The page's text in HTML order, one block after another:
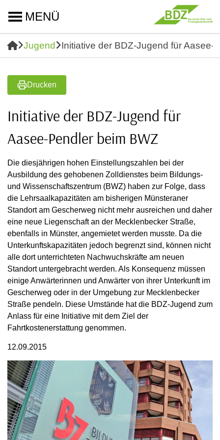
MENÜ
Jugend Initiative der BDZ-Jugend für Aasee-
Drucken
Initiative der BDZ-Jugend für
Aasee-Pendler beim BWZ
Die diesjährigen hohen Einstellungszahlen bei der
Ausbildung des gehobenen Zolldienstes beim Bildungs-
und Wissenschaftszentrum (BWZ) haben zur Folge, dass
die Lehrsaalkapazitäten am bisherigen Münsteraner
Standort am Gescherweg nicht mehr ausreichen und daher
eine neue Liegenschaft an der Mecklenbecker Straße,
ebenfalls in Münster, angemietet werden musste. Da die
Unterkunftskapazitäten jedoch begrenzt sind, können nicht
alle dort unterrichteten Nachwuchskräfte am neuen
Standort untergebracht werden. Als Konsequenz müssen
einige Anwärterinnen und Anwärter von ihrer Unterkunft im
Gescherweg oder in der Umgebung zur Mecklenbecker
Straße pendeln. Diese Umstände hat die BDZ-Jugend zum
Anlass für eine Initiative mit dem Ziel der
Fahrtkostenerstattung genommen.
12.09.2015